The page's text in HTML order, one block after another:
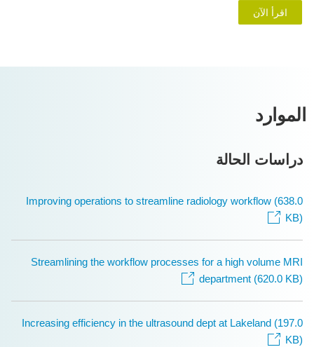
اقرأ الآن
الموارد
دراسات الحالة
Improving operations to streamline radiology workflow (638.0
KB)
Streamlining the workflow processes for a high volume MRI
department (620.0 KB)
Increasing efficiency in the ultrasound dept at Lakeland (197.0
KB)